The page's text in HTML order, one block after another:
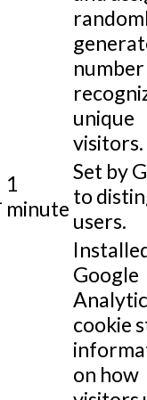
unique
visitors.
1
minute
Set by
to
users.
Google
cookie
on how